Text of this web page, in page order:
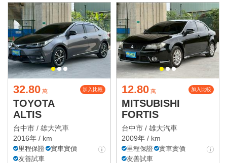
32.80 萬 加入比較
TOYOTA
ALTIS
台中市 / 雄大汽車
2016年 / km
里程保證
實車實價
友善試車
12.80 萬 加入比較
MITSUBISHI
FORTIS
台中市 / 雄大汽車
2009年 / km
里程保證
實車實價
友善試車